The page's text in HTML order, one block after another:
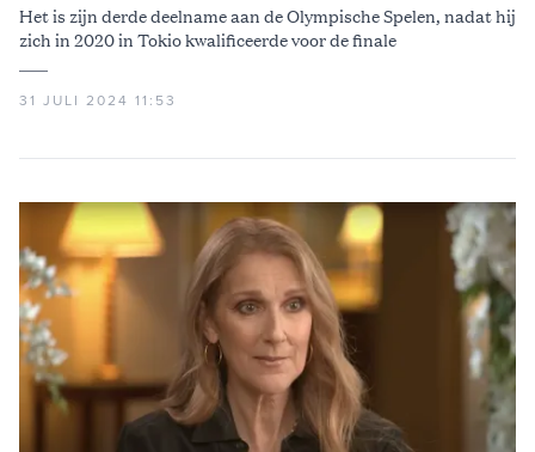
Het is zijn derde deelname aan de Olympische Spelen, nadat hij
zich in 2020 in Tokio kwalificeerde voor de finale
31 JULI 2024 11:53